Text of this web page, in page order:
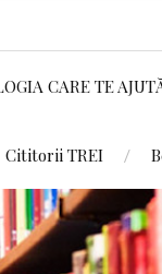
CARE TE
Cititorii TREI